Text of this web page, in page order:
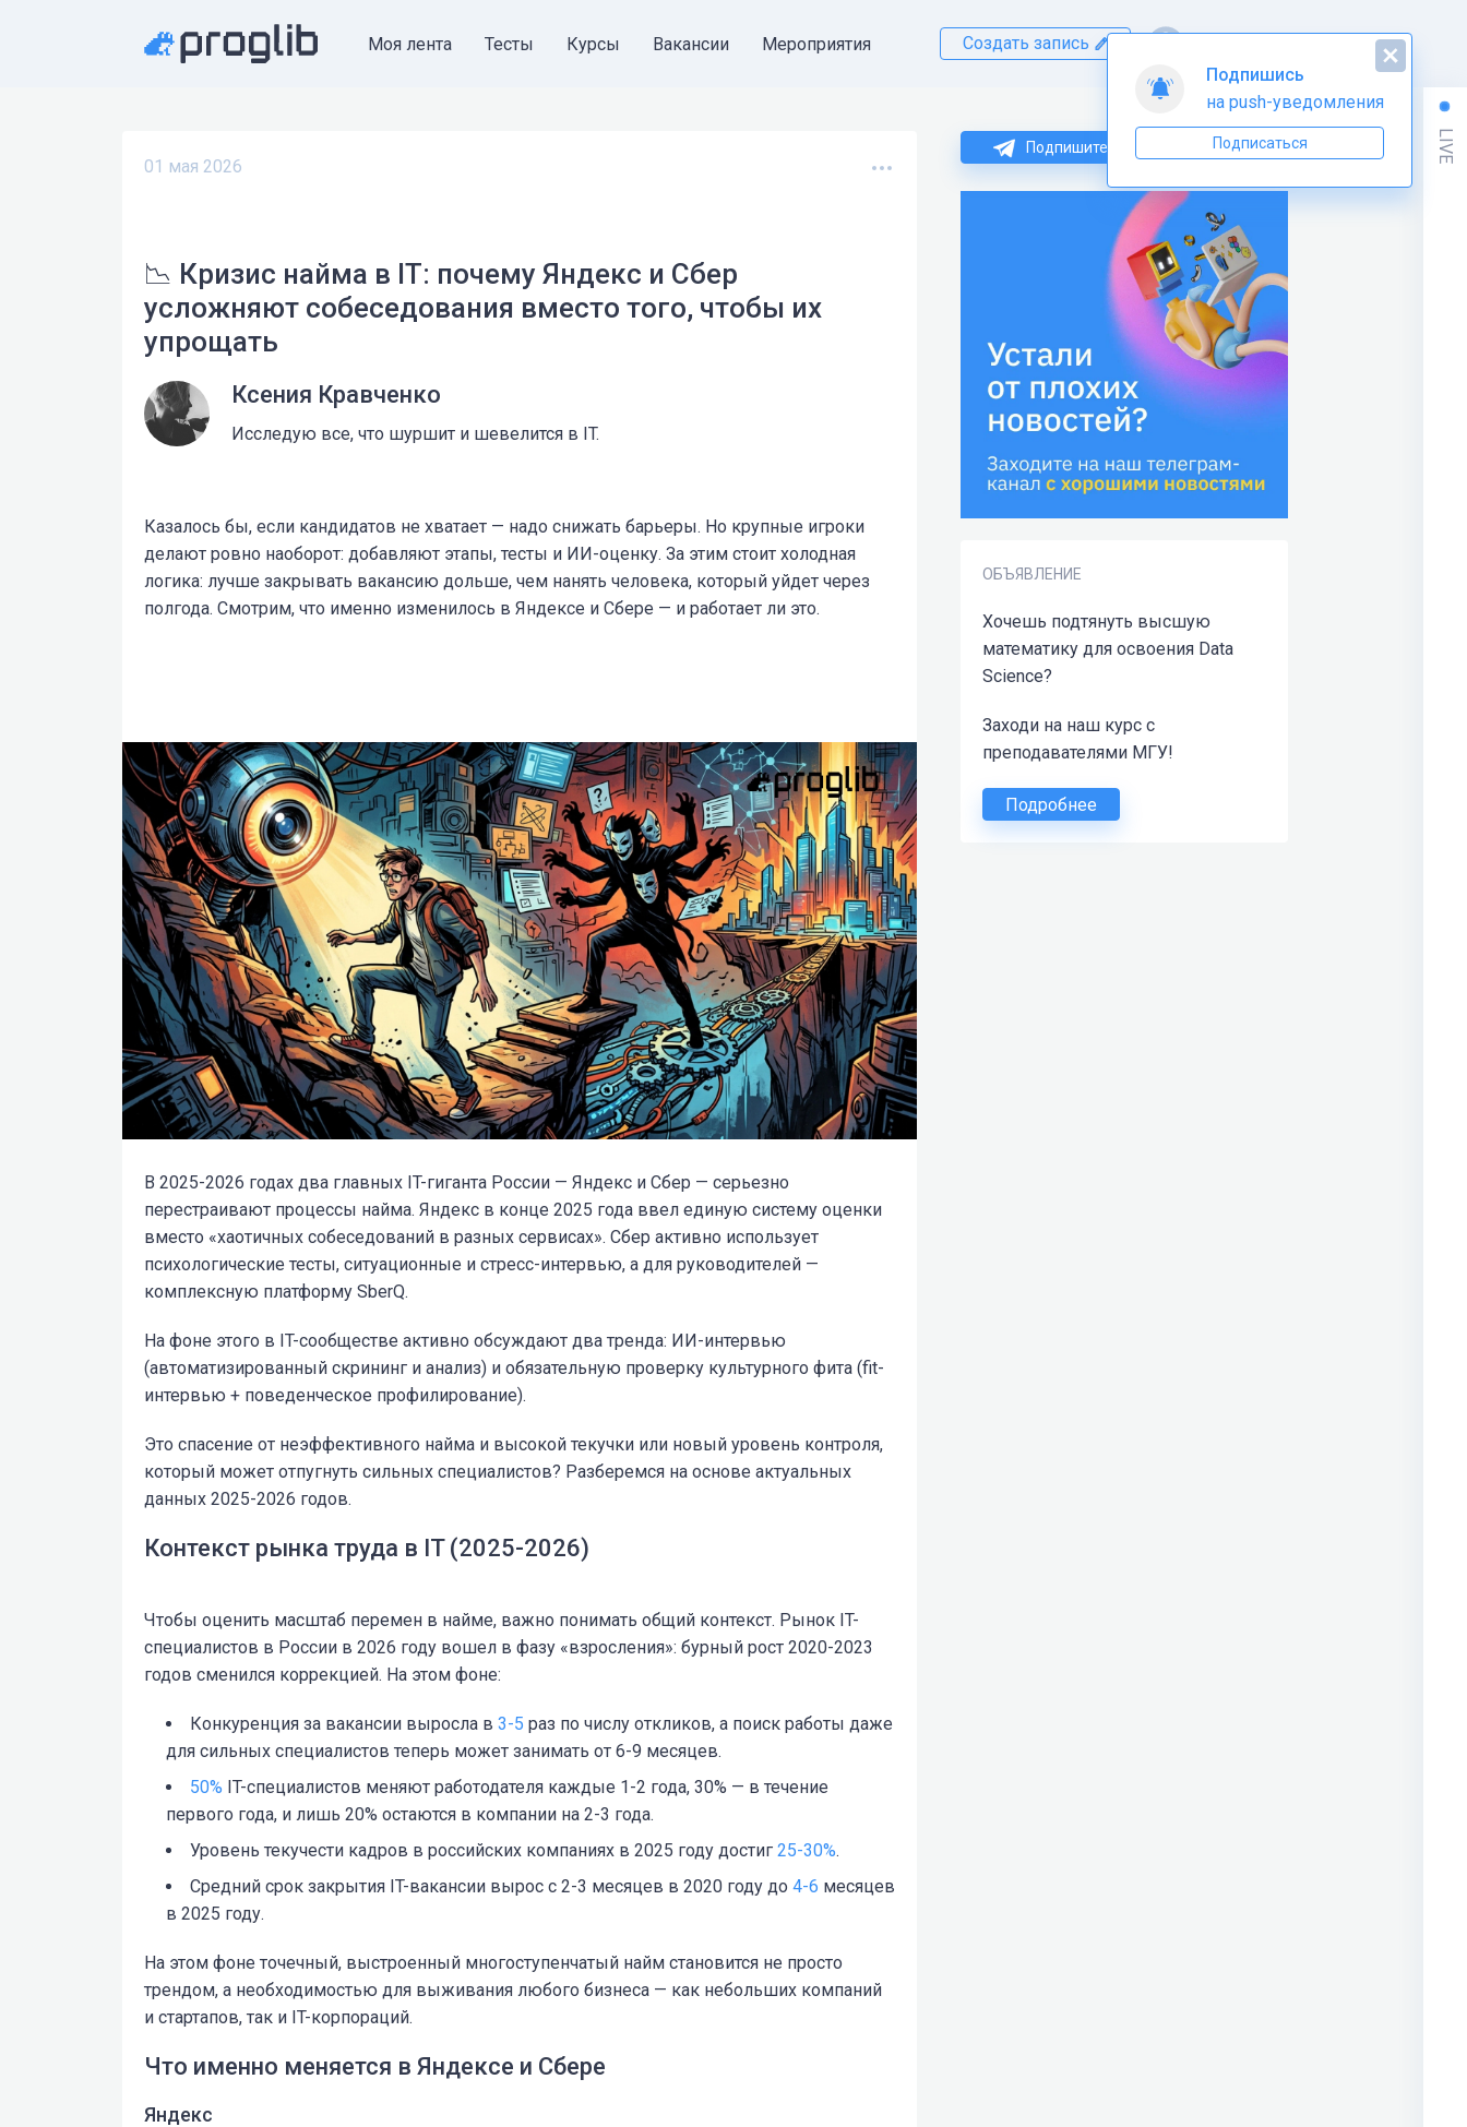
Моя лента Тесты Курсы Вакансии Мероприятия Создать запись
Подпишитесь на нас в Telegram
ОБЪЯВЛЕНИЕ
Хочешь подтянуть высшую
математику для освоения Data
Science?
Заходи на наш курс с
преподавателями МГУ!
Подробнее
01 мая 2026
📉 Кризис найма в IT: почему Яндекс и Сбер
усложняют собеседования вместо того, чтобы их
упрощать
Ксения Кравченко
Исследую все, что шуршит и шевелится в IT.
Казалось бы, если кандидатов не хватает — надо снижать барьеры. Но крупные игроки
делают ровно наоборот: добавляют этапы, тесты и ИИ-оценку. За этим стоит холодная
логика: лучше закрывать вакансию дольше, чем нанять человека, который уйдет через
полгода. Смотрим, что именно изменилось в Яндексе и Сбере — и работает ли это.
В 2025-2026 годах два главных IT-гиганта России — Яндекс и Сбер — серьезно
перестраивают процессы найма. Яндекс в конце 2025 года ввел единую систему оценки
вместо «хаотичных собеседований в разных сервисах». Сбер активно использует
психологические тесты, ситуационные и стресс-интервью, а для руководителей —
комплексную платформу SberQ.
На фоне этого в IT-сообществе активно обсуждают два тренда: ИИ-интервью
(автоматизированный скрининг и анализ) и обязательную проверку культурного фита (fit-
интервью + поведенческое профилирование).
Это спасение от неэффективного найма и высокой текучки или новый уровень контроля,
который может отпугнуть сильных специалистов? Разберемся на основе актуальных
данных 2025-2026 годов.
Контекст рынка труда в IT (2025-2026)
Чтобы оценить масштаб перемен в найме, важно понимать общий контекст. Рынок IT-
специалистов в России в 2026 году вошел в фазу «взросления»: бурный рост 2020-2023
годов сменился коррекцией. На этом фоне:
Конкуренция за вакансии выросла в 3-5 раз по числу откликов, а поиск работы даже
для сильных специалистов теперь может занимать от 6-9 месяцев.
50% IT-специалистов меняют работодателя каждые 1-2 года, 30% — в течение
первого года, и лишь 20% остаются в компании на 2-3 года.
Уровень текучести кадров в российских компаниях в 2025 году достиг 25-30%.
Средний срок закрытия IT-вакансии вырос с 2-3 месяцев в 2020 году до 4-6 месяцев
в 2025 году.
На этом фоне точечный, выстроенный многоступенчатый найм становится не просто
трендом, а необходимостью для выживания любого бизнеса — как небольших компаний
и стартапов, так и IT-корпораций.
Что именно меняется в Яндексе и Сбере
Яндекс
LIVE
Подпишись
на push-уведомления
Подписаться